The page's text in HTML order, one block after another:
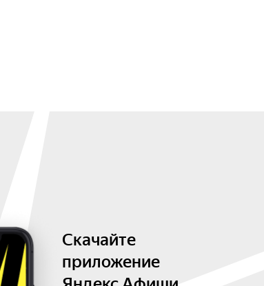
Скачайте
приложение